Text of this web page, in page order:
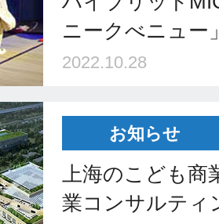
ニークべニュー
2022.10.28
お知らせ
上海のこども商
業コンサルティ